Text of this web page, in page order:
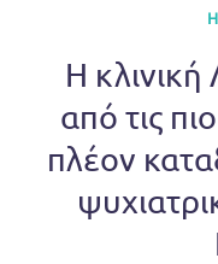
Η κλινική
από τις
πλέον